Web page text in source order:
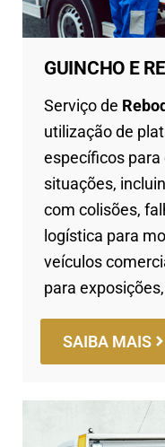
GUINCHO E
Serviço de
utilização de
específicos para
situações,
com colisões,
logística para
veículos
para
SAIBA MAIS